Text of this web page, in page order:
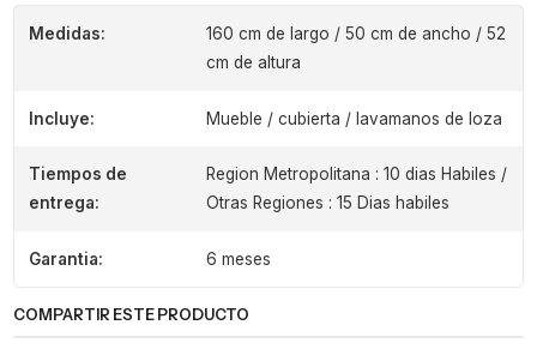
Medidas:
160 cm de largo / 50 cm de ancho / 52
cm de altura
Incluye: Mueble / cubierta / lavamanos de loza
Tiempos de
entrega:
Region Metropolitana : 10 dias Habiles /
Otras Regiones : 15 Dias habiles
Garantia: 6 meses
COMPARTIR ESTE PRODUCTO